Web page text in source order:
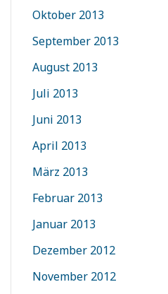
Oktober 2013
September 2013
August 2013
Juli 2013
Juni 2013
April 2013
März 2013
Februar 2013
Januar 2013
Dezember 2012
November 2012